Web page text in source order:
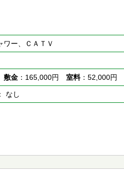
ワー、ＣＡＴＶ
敷金：165,000円 室料：52,000円
なし